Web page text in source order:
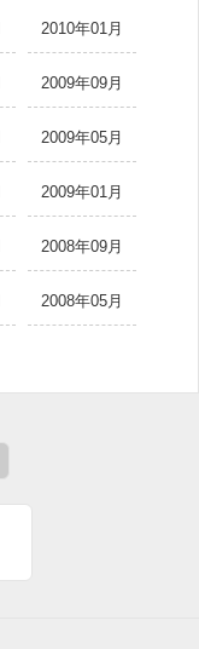
2010年01月
2009年09月
2009年05月
2009年01月
2008年09月
2008年05月